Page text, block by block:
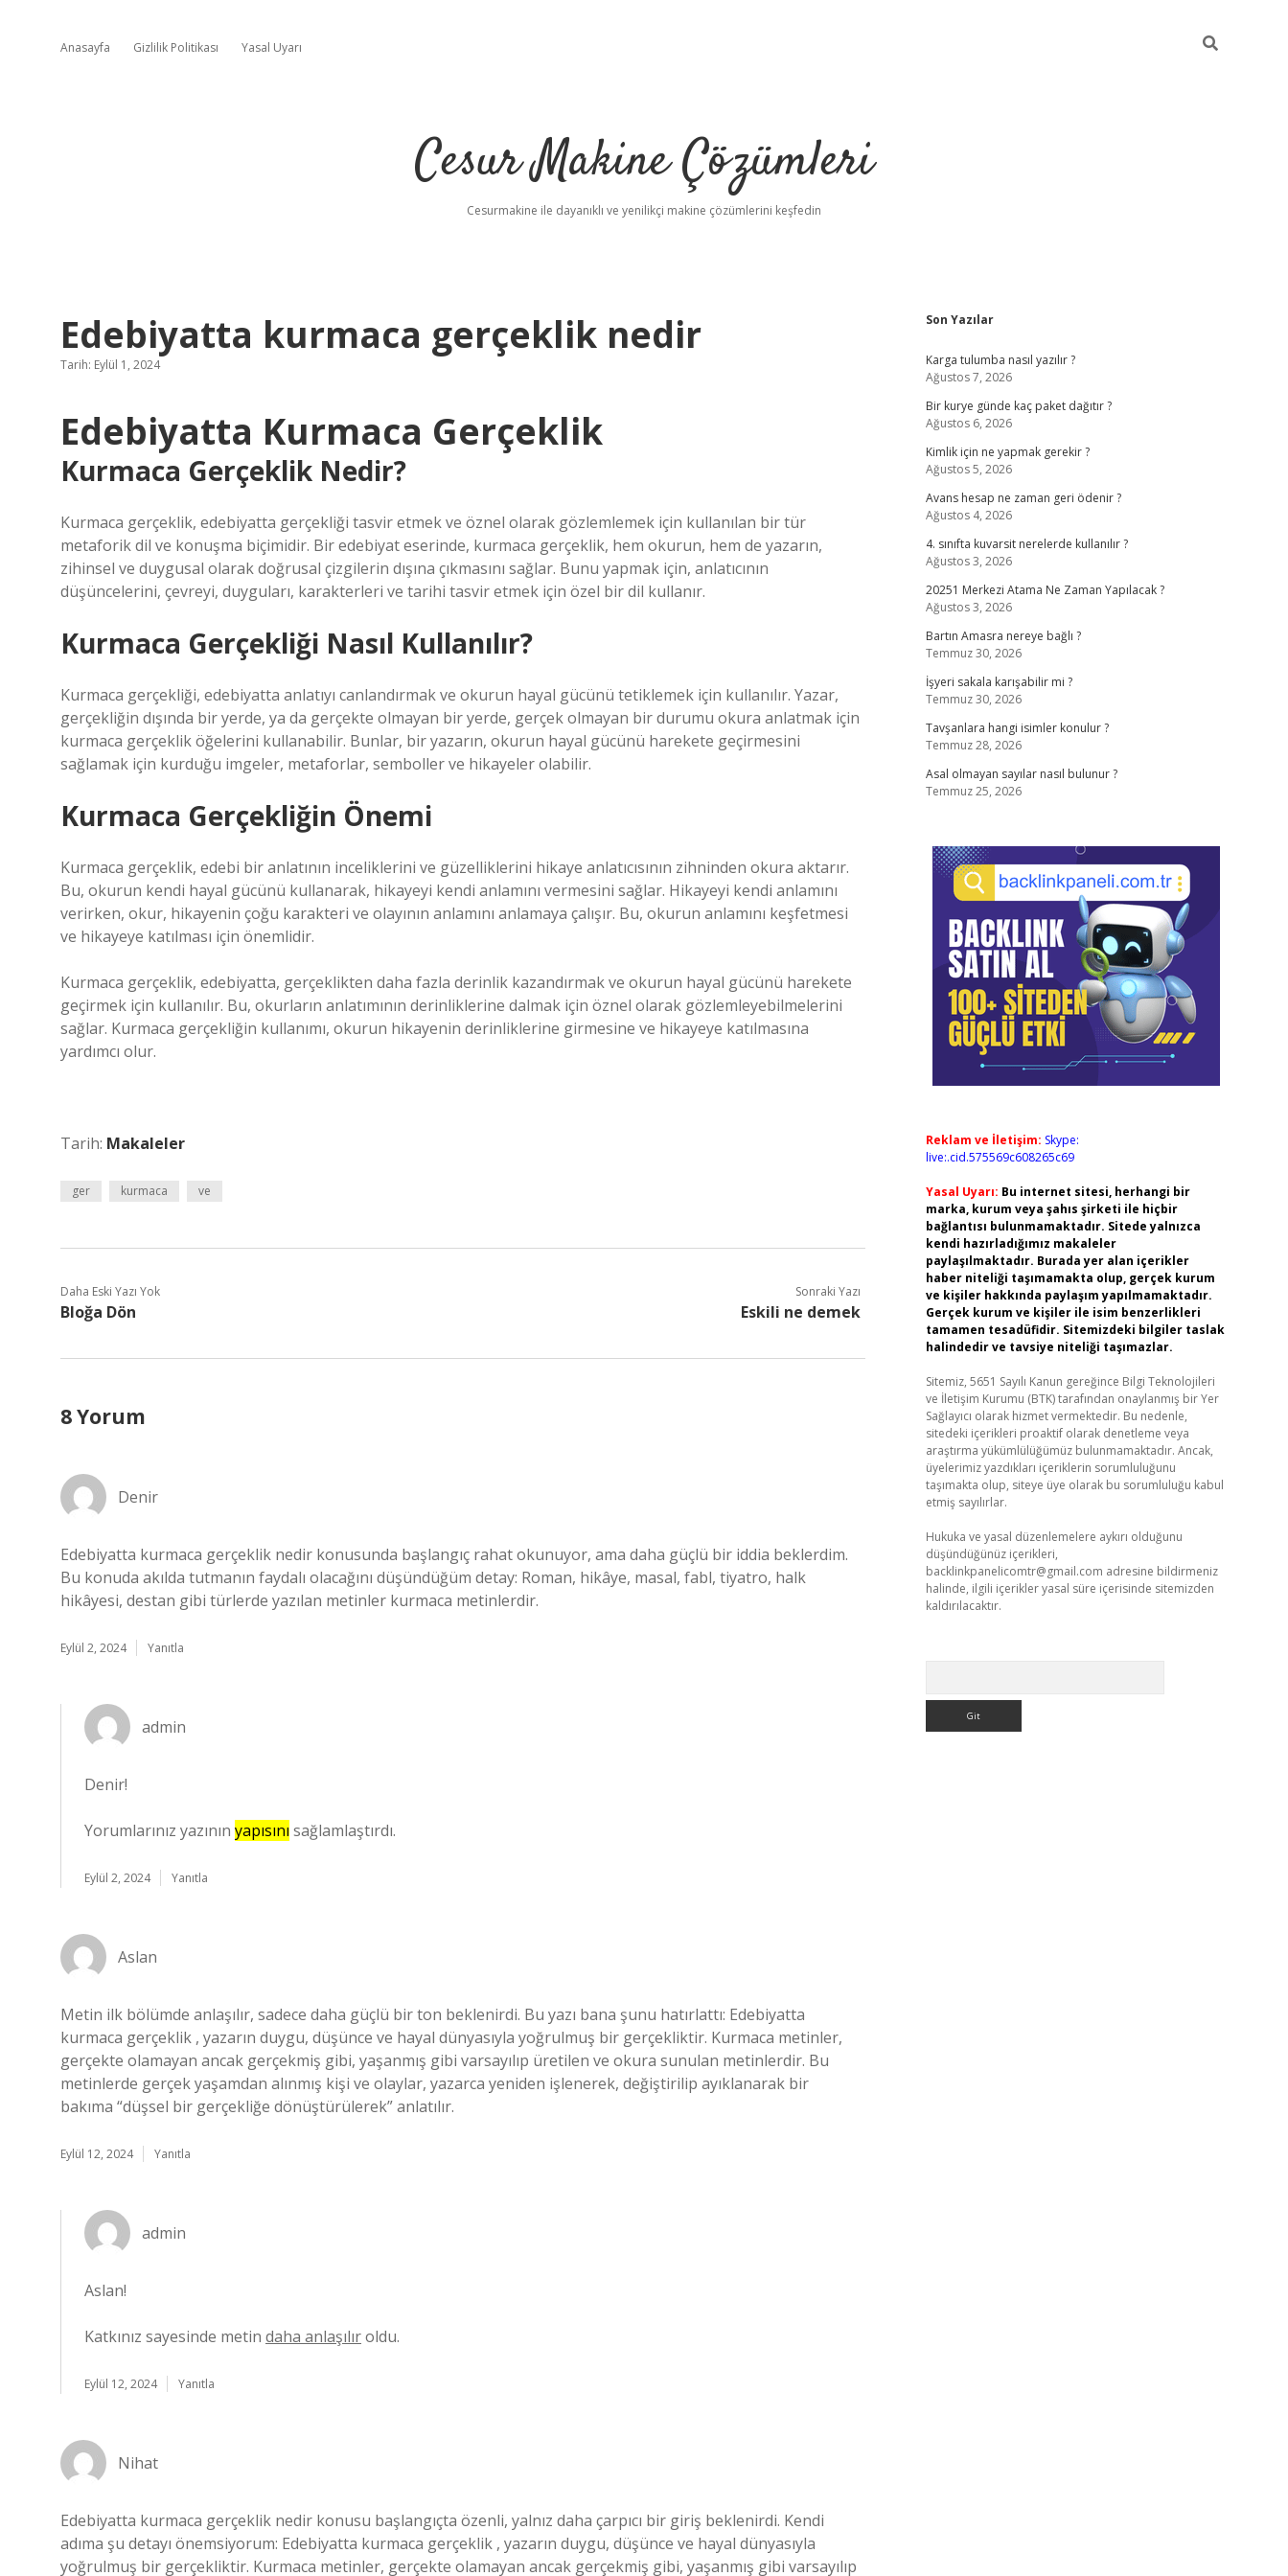
Anasayfa Gizlilik Politikası Yasal Uyarı
Cesur Makine Çözümleri
Cesurmakine ile dayanıklı ve yenilikçi makine çözümlerini keşfedin
Edebiyatta kurmaca gerçeklik nedir
Tarih: Eylül 1, 2024
Edebiyatta Kurmaca Gerçeklik
Kurmaca Gerçeklik Nedir?
Kurmaca gerçeklik, edebiyatta gerçekliği tasvir etmek ve öznel olarak gözlemlemek için kullanılan bir tür
metaforik dil ve konuşma biçimidir. Bir edebiyat eserinde, kurmaca gerçeklik, hem okurun, hem de yazarın,
zihinsel ve duygusal olarak doğrusal çizgilerin dışına çıkmasını sağlar. Bunu yapmak için, anlatıcının
düşüncelerini, çevreyi, duyguları, karakterleri ve tarihi tasvir etmek için özel bir dil kullanır.
Kurmaca Gerçekliği Nasıl Kullanılır?
Kurmaca gerçekliği, edebiyatta anlatıyı canlandırmak ve okurun hayal gücünü tetiklemek için kullanılır. Yazar,
gerçekliğin dışında bir yerde, ya da gerçekte olmayan bir yerde, gerçek olmayan bir durumu okura anlatmak için
kurmaca gerçeklik öğelerini kullanabilir. Bunlar, bir yazarın, okurun hayal gücünü harekete geçirmesini
sağlamak için kurduğu imgeler, metaforlar, semboller ve hikayeler olabilir.
Kurmaca Gerçekliğin Önemi
Kurmaca gerçeklik, edebi bir anlatının inceliklerini ve güzelliklerini hikaye anlatıcısının zihninden okura aktarır.
Bu, okurun kendi hayal gücünü kullanarak, hikayeyi kendi anlamını vermesini sağlar. Hikayeyi kendi anlamını
verirken, okur, hikayenin çoğu karakteri ve olayının anlamını anlamaya çalışır. Bu, okurun anlamını keşfetmesi
ve hikayeye katılması için önemlidir.
Kurmaca gerçeklik, edebiyatta, gerçeklikten daha fazla derinlik kazandırmak ve okurun hayal gücünü harekete
geçirmek için kullanılır. Bu, okurların anlatımının derinliklerine dalmak için öznel olarak gözlemleyebilmelerini
sağlar. Kurmaca gerçekliğin kullanımı, okurun hikayenin derinliklerine girmesine ve hikayeye katılmasına
yardımcı olur.
Tarih: Makaleler
ger kurmaca ve
Daha Eski Yazı Yok
Bloğa Dön
Sonraki Yazı
Eskili ne demek
8 Yorum
Denir
Edebiyatta kurmaca gerçeklik nedir konusunda başlangıç rahat okunuyor, ama daha güçlü bir iddia beklerdim.
Bu konuda akılda tutmanın faydalı olacağını düşündüğüm detay: Roman, hikâye, masal, fabl, tiyatro, halk
hikâyesi, destan gibi türlerde yazılan metinler kurmaca metinlerdir.
Eylül 2, 2024 Yanıtla
admin
Denir!
Yorumlarınız yazının yapısını sağlamlaştırdı.
Eylül 2, 2024 Yanıtla
Aslan
Metin ilk bölümde anlaşılır, sadece daha güçlü bir ton beklenirdi. Bu yazı bana şunu hatırlattı: Edebiyatta
kurmaca gerçeklik , yazarın duygu, düşünce ve hayal dünyasıyla yoğrulmuş bir gerçekliktir. Kurmaca metinler,
gerçekte olamayan ancak gerçekmiş gibi, yaşanmış gibi varsayılıp üretilen ve okura sunulan metinlerdir. Bu
metinlerde gerçek yaşamdan alınmış kişi ve olaylar, yazarca yeniden işlenerek, değiştirilip ayıklanarak bir
bakıma “düşsel bir gerçekliğe dönüştürülerek” anlatılır.
Eylül 12, 2024 Yanıtla
admin
Aslan!
Katkınız sayesinde metin daha anlaşılıroldu.
Eylül 12, 2024 Yanıtla
Nihat
Edebiyatta kurmaca gerçeklik nedir konusu başlangıçta özenli, yalnız daha çarpıcı bir giriş beklenirdi. Kendi
adıma şu detayı önemsiyorum: Edebiyatta kurmaca gerçeklik , yazarın duygu, düşünce ve hayal dünyasıyla
yoğrulmuş bir gerçekliktir. Kurmaca metinler, gerçekte olamayan ancak gerçekmiş gibi, yaşanmış gibi varsayılıp
Sidebar
Son Yazılar
Karga tulumba nasıl yazılır ?
Ağustos 7, 2026
Bir kurye günde kaç paket dağıtır ?
Ağustos 6, 2026
Kimlik için ne yapmak gerekir ?
Ağustos 5, 2026
Avans hesap ne zaman geri ödenir ?
Ağustos 4, 2026
4. sınıfta kuvarsit nerelerde kullanılır ?
Ağustos 3, 2026
20251 Merkezi Atama Ne Zaman Yapılacak ?
Ağustos 3, 2026
Bartın Amasra nereye bağlı ?
Temmuz 30, 2026
İşyeri sakala karışabilir mi ?
Temmuz 30, 2026
Tavşanlara hangi isimler konulur ?
Temmuz 28, 2026
Asal olmayan sayılar nasıl bulunur ?
Temmuz 25, 2026
Reklam ve İletişim: Skype:
live:.cid.575569c608265c69
Yasal Uyarı: Bu internet sitesi, herhangi bir
marka, kurum veya şahıs şirketi ile hiçbir
bağlantısı bulunmamaktadır. Sitede yalnızca
kendi hazırladığımız makaleler
paylaşılmaktadır. Burada yer alan içerikler
haber niteliği taşımamakta olup, gerçek kurum
ve kişiler hakkında paylaşım yapılmamaktadır.
Gerçek kurum ve kişiler ile isim benzerlikleri
tamamen tesadüfidir. Sitemizdeki bilgiler taslak
halindedir ve tavsiye niteliği taşımazlar.
Sitemiz, 5651 Sayılı Kanun gereğince Bilgi Teknolojileri
ve İletişim Kurumu (BTK) tarafından onaylanmış bir Yer
Sağlayıcı olarak hizmet vermektedir. Bu nedenle,
sitedeki içerikleri proaktif olarak denetleme veya
araştırma yükümlülüğümüz bulunmamaktadır. Ancak,
üyelerimiz yazdıkları içeriklerin sorumluluğunu
taşımakta olup, siteye üye olarak bu sorumluluğu kabul
etmiş sayılırlar.
Hukuka ve yasal düzenlemelere aykırı olduğunu
düşündüğünüz içerikleri,
backlinkpanelicomtr@gmail.com adresine bildirmeniz
halinde, ilgili içerikler yasal süre içerisinde sitemizden
kaldırılacaktır.